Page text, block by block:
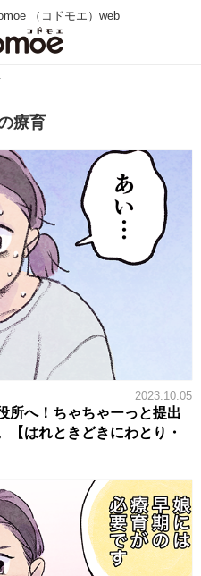
（コドモエ）web
療育
2023.10.05
所へ！ちゃちゃーっと提出
はれときどきにわとり・